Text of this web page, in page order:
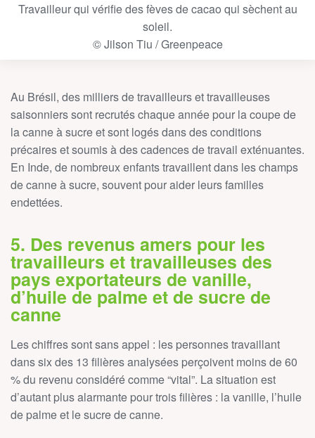
Travailleur qui vérifie des fèves de cacao qui sèchent au
soleil.
© Jilson Tiu / Greenpeace
Au Brésil, des milliers de travailleurs et travailleuses
saisonniers sont recrutés chaque année pour la coupe de
la canne à sucre et sont logés dans des conditions
précaires et soumis à des cadences de travail exténuantes.
En Inde, de nombreux enfants travaillent dans les champs
de canne à sucre, souvent pour aider leurs familles
endettées.
5. Des revenus amers pour les
travailleurs et travailleuses des
pays exportateurs de vanille,
d’huile de palme et de sucre de
canne
Les chiffres sont sans appel : les personnes travaillant
dans six des 13 filières analysées perçoivent moins de 60
% du revenu considéré comme “vital”. La situation est
d’autant plus alarmante pour trois filières : la vanille, l’huile
de palme et le sucre de canne.